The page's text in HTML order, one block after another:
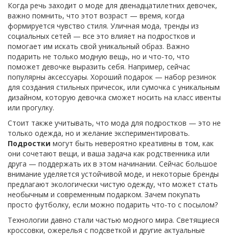
Когда речь заходит о моде для двенадцатилетних девочек,
важно помнить, что этот возраст — время, когда
формируется чувство стиля. Уличная мода, тренды из
социальных сетей — все это влияет на подростков и
помогает им искать свой уникальный образ. Важно
подарить не только модную вещь, но и что-то, что
поможет девочке выразить себя. Например, сейчас
популярны аксессуары. Хороший подарок — набор резинок
для создания стильных причесок, или сумочка с уникальным
дизайном, которую девочка сможет носить на класс ивенты
или прогулку.
Стоит также учитывать, что мода для подростков — это не
только одежда, но и желание экспериментировать.
Подростки могут быть невероятно креативны в том, как
они сочетают вещи, и ваша задача как родственника или
друга — поддержать их в этом начинании. Сейчас большое
внимание уделяется устойчивой моде, и некоторые бренды
предлагают экологически чистую одежду, что может стать
необычным и современным подарком. Зачем покупать
просто футболку, если можно подарить что-то с посылом?
Технологии давно стали частью модного мира. Светящиеся
кроссовки, ожерелья с подсветкой и другие актуальные